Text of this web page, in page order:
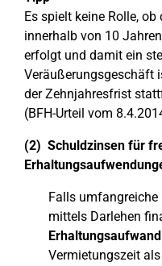
Es spielt keine Rolle,
innerhalb von 10
erfolgt und damit ein
Veräußerungsgeschäft
der Zehnjahresfrist
(BFH-Urteil vom
(2) Schuldzinsen für
Falls umfangreiche
mittels Darlehen
Erhaltungsaufwand
Vermietungszeit